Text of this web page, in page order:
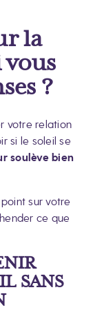
la
vous
?
votre relation
si le soleil se
soulève bien
sur votre
ce que
SANS